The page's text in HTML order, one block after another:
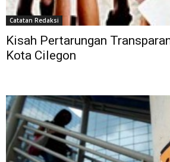
Catatan Redaksi
Kisah Pertarungan
Kota Cilegon